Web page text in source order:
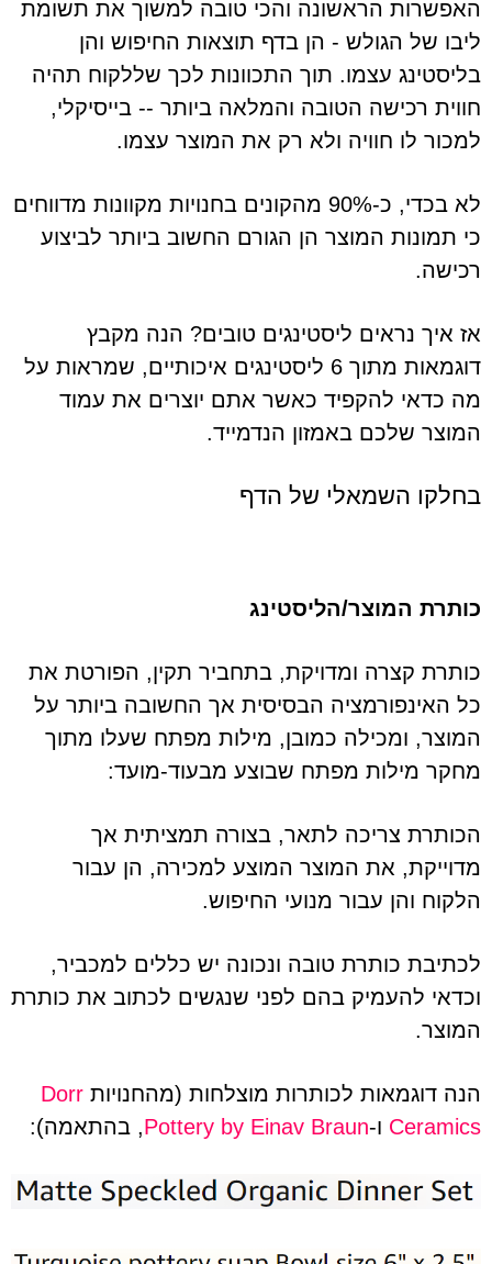
האפשרות הראשונה והכי טובה למשוך את תשומת
ליבו של הגולש - הן בדף תוצאות החיפוש והן
בליסטינג עצמו. תוך התכוונות לכך שללקוח תהיה
חווית רכישה הטובה והמלאה ביותר -- בייסיקלי,
למכור לו חוויה ולא רק את המוצר עצמו.
לא בכדי, כ-90% מהקונים בחנויות מקוונות מדווחים
כי תמונות המוצר הן הגורם החשוב ביותר לביצוע
רכישה.
אז איך נראים ליסטינגים טובים? הנה מקבץ
דוגמאות מתוך 6 ליסטינגים איכותיים, שמראות על
מה כדאי להקפיד כאשר אתם יוצרים את עמוד
המוצר שלכם באמזון הנדמייד.
בחלקו השמאלי של הדף
כותרת המוצר/הליסטינג
כותרת קצרה ומדויקת, בתחביר תקין, הפורטת את
כל האינפורמציה הבסיסית אך החשובה ביותר על
המוצר, ומכילה כמובן, מילות מפתח שעלו מתוך
מחקר מילות מפתח שבוצע מבעוד-מועד:
הכותרת צריכה לתאר, בצורה תמציתית אך
מדוייקת, את המוצר המוצע למכירה, הן עבור
הלקוח והן עבור מנועי החיפוש.
לכתיבת כותרת טובה ונכונה יש כללים למכביר,
וכדאי להעמיק בהם לפני שנגשים לכתוב את כותרת
המוצר.
הנה דוגמאות לכותרות מוצלחות (מהחנויות Dorr
Ceramicsו-Pottery by Einav Braun, בהתאמה):